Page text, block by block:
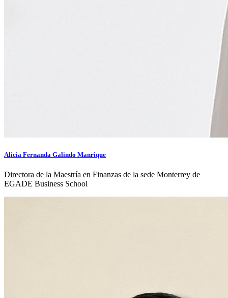
Alicia Fernanda Galindo Manrique
Directora de la Maestría en Finanzas de la sede Monterrey de
EGADE Business School